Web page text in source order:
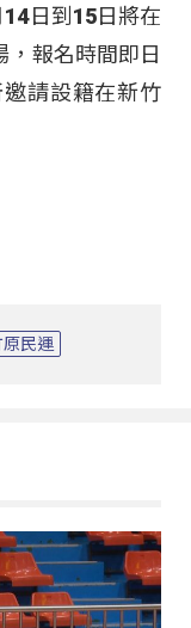
日到15日將在
報名時間即日
請設籍在新竹
原民運